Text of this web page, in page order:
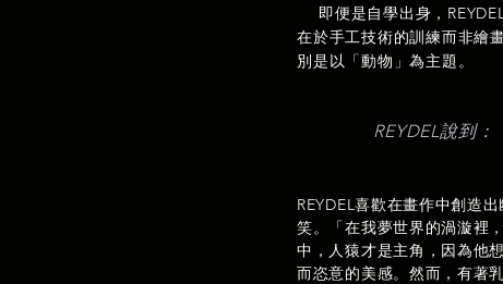
即便是自學出身，
在於手工技術的訓練而非繪
別是以「動物」為主題。
REYDEL說到
REYDEL喜歡在畫作中創造
笑。「在我夢世界的渦漩裡
中，人猿才是主角，因為他
而恣意的美感。然而，有著